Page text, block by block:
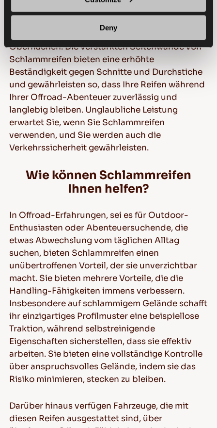
Deny
Seitenstollen oder Schulterblöcke. Diese bieten
Navigieren durch tiefe Spurrillen oder unebene
Oberflächen. Die verstärkten Seitenwände von
Schlammreifen bieten eine erhöhte
Beständigkeit gegen Schnitte und Durchstiche
und gewährleisten so, dass Ihre Reifen während
Ihrer Offroad-Abenteuer zuverlässig und
langlebig bleiben. Unglaubliche Leistung
erwartet Sie, wenn Sie Schlammreifen
verwenden, und Sie werden auch die
Verkehrssicherheit gewährleisten.
Wie können Schlammreifen
Ihnen helfen?
In Offroad-Erfahrungen, sei es für Outdoor-
Enthusiasten oder Abenteuersuchende, die
etwas Abwechslung vom täglichen Alltag
suchen, bieten Schlammreifen einen
unübertroffenen Vorteil, der sie unverzichtbar
macht. Sie bieten mehrere Vorteile, die die
Handling-Fähigkeiten immens verbessern.
Insbesondere auf schlammigem Gelände schafft
ihr einzigartiges Profilmuster eine beispiellose
Traktion, während selbstreinigende
Eigenschaften sicherstellen, dass sie effektiv
arbeiten. Sie bieten eine vollständige Kontrolle
über anspruchsvolles Gelände, indem sie das
Risiko minimieren, stecken zu bleiben.
Darüber hinaus verfügen Fahrzeuge, die mit
diesen Reifen ausgestattet sind, über